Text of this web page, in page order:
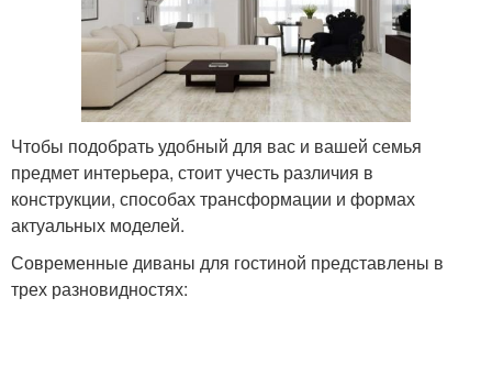
Чтобы подобрать удобный для вас и вашей семья
предмет интерьера, стоит учесть различия в
конструкции, способах трансформации и формах
актуальных моделей.
Современные диваны для гостиной представлены в
трех разновидностях: